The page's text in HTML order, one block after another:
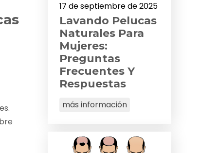
17 de septiembre de 2025
Lavando Pelucas
Naturales Para
Mujeres:
Preguntas
Frecuentes Y
Respuestas
más información